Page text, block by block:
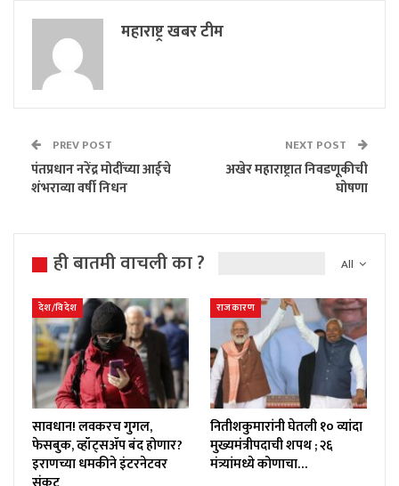
महाराष्ट्र खबर टीम
PREV POST
पंतप्रधान नरेंद्र मोदींच्या आईचे
शंभराव्या वर्षी निधन
NEXT POST
अखेर महाराष्ट्रात निवडणूकीची
घोषणा
All
ही बातमी वाचली का ?
देश/विदेश
सावधान! लवकरच गुगल,
फेसबुक, व्हॉट्सॲप बंद होणार?
इराणच्या धमकीने इंटरनेटवर
राजकारण
नितीशकुमारांनी घेतली १० व्यांदा
मुख्यमंत्रीपदाची शपथ ; २६
मंत्र्यांमध्ये कोणाचा…